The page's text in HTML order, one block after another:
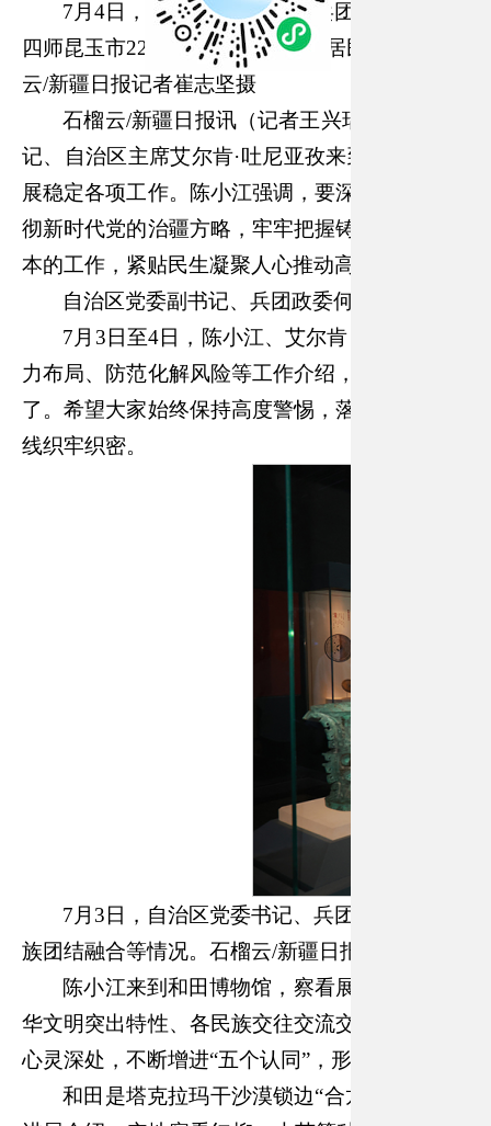
7月4日，自治区党委书记、兵团党委第一书
四师昆玉市224团和泰新区，走进居民艾力·艾麦
云/新疆日报记者崔志坚摄
石榴云/新疆日报讯（记者王兴瑞报道）7月3
记、自治区主席艾尔肯·吐尼亚孜来到和田地区
展稳定各项工作。陈小江强调，要深入贯彻落实
彻新时代党的治疆方略，牢牢把握铸牢中华民族
本的工作，紧贴民生凝聚人心推动高质量发展，
自治区党委副书记、兵团政委何忠友参加有关
7月3日至4日，陈小江、艾尔肯·吐尼亚孜在
力布局、防范化解风险等工作介绍，亲切看望一
了。希望大家始终保持高度警惕，落实好人防、
线织牢织密。
7月3日，自治区党委书记、兵团党委第一书
族团结融合等情况。石榴云/新疆日报记者崔志坚摄
陈小江来到和田博物馆，察看展览展陈，详
华文明突出特性、各民族交往交流交融历史事实
心灵深处，不断增进“五个认同”，形成人心凝聚、
和田是塔克拉玛干沙漠锁边“合龙”的重要区